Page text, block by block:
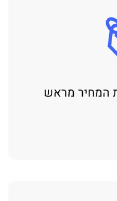
המחיר מראש